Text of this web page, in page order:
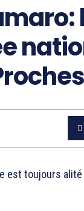
est toujours alité